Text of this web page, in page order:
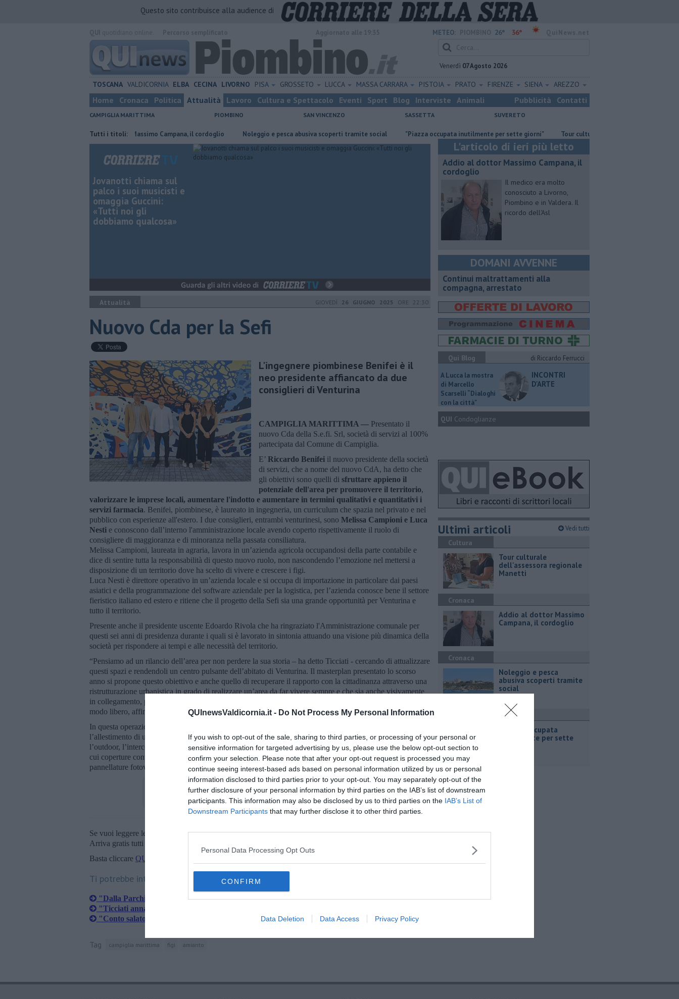
QUInewsValdicornia.it - Do Not Process My Personal Information
If you wish to opt-out of the sale, sharing to third parties, or processing of your personal or
sensitive information for targeted advertising by us, please use the below opt-out section to
confirm your selection. Please note that after your opt-out request is processed you may
continue seeing interest-based ads based on personal information utilized by us or personal
information disclosed to third parties prior to your opt-out. You may separately opt-out of the
further disclosure of your personal information by third parties on the IAB’s list of downstream
participants. This information may also be disclosed by us to third parties on the IAB’s List of
Downstream Participants that may further disclose it to other third parties.
Personal Data Processing Opt Outs
CONFIRM
Data Deletion Data Access Privacy Policy
Questo sito contribuisce alla audience di
METEO: 26° 36°
Venerdì 07 Agosto 2026
TOSCANA VALDICORNIA ELBA CECINA LIVORNO PISA GROSSETO LUCCA MASSA CARRARA PISTOIA PRATO FIRENZE SIENA AREZZO
Home Cronaca Politica Attualità Lavoro Cultura e Spettacolo Eventi Sport Blog Interviste Animali Pubblicità Contatti
CAMPIGLIA MARITTIMA PIOMBINO SAN VINCENZO SASSETTA SUVERETO
Tutti i titoli:
Addio al dottor Massimo Campana, il cordoglio Noleggio e pesca abusiva scoperti tramite social "Piazza occupata inutilmente per sette giorni" Tour culturale dell'assessora regionale Manetti
Jovanotti chiama sul
palco i suoi musicisti e
omaggia Guccini:
«Tutti noi gli
dobbiamo qualcosa»
Attualità GIOVEDÌ 26 GIUGNO 2025 ORE 22:30
Nuovo Cda per la Sefi
L'ingegnere piombinese Benifei è il
neo presidente affiancato da due
consiglieri di Venturina
CAMPIGLIA MARITTIMA — Presentato il
nuovo Cda della S.e.fi. Srl, società di servizi al 100%
partecipata dal Comune di Campiglia.
E’ Riccardo Benifei il nuovo presidente della società
di servizi, che a nome del nuovo CdA, ha detto che
gli obiettivi sono quelli di sfruttare appieno il
potenziale dell'area per promuovere il territorio,
valorizzare le imprese locali, aumentare l'indotto e aumentare in termini qualitativi e quantitativi i
servizi farmacia. Benifei, piombinese, è laureato in ingegneria, un curriculum che spazia nel privato e nel
pubblico con esperienze all'estero. I due consiglieri, entrambi venturinesi, sono Melissa Campioni e Luca
Nesti e conoscono dall’interno l'amministrazione locale avendo coperto rispettivamente il ruolo di
consigliere di maggioranza e di minoranza nella passata consiliatura.
Melissa Campioni, laureata in agraria, lavora in un’azienda agricola occupandosi della parte contabile e
dice di sentire tutta la responsabilità di questo nuovo ruolo, non nascondendo l’emozione nel mettersi a
disposizione di un territorio dove ha scelto di vivere e crescere i figi.
Luca Nesti è direttore operativo in un’azienda locale e si occupa di importazione in particolare dai paesi
asiatici e della programmazione del software aziendale per la logistica, per l’azienda conosce bene il settore
fieristico italiano ed estero e ritiene che il progetto della Sefi sia una grande opportunità per Venturina e
tutto il territorio.
Presente anche il presidente uscente Edoardo Rivola che ha ringraziato l'Amministrazione comunale per
questi sei anni di presidenza durante i quali si è lavorato in sintonia attuando una visione più dinamica della
società per rispondere ai tempi e alle necessità del territorio.
“Pensiamo ad un rilancio dell’area per non perdere la sua storia – ha detto Ticciati - cercando di attualizzare
questi spazi e rendendoli un centro pulsante dell’abitato di Venturina. Il masterplan presentato lo scorso
anno si propone questo obiettivo e anche quello di recuperare il rapporto con la cittadinanza attraverso una
ristrutturazione urbanistica in grado di realizzare un’area da far vivere sempre e che sia anche visivamente
in collegamento, provando a restituire lungo l'arco dell'anno degli spazi da vivere, aperti alla cittadinanza in
modo libero, affinché i cittadini ne possano fruire attivamente”.
In questa operazione di ripensamento e nuova visione, alcuni passi sono già compiuti: il cinema teatro,
l’allestimento di un capannone come polo di atletica indoor, le nuove esperienze fieristiche e sportive per
l’outdoor, l’intercettazione di finanziamenti per la transizione ecologica ed energetica di due capannoni le
cui coperture contenenti amianto saranno sostituite con coperture rispettore dell’ambiente e dotate di
pannellature fotovoltaiche in modo da tendere all’autosufficienza energetica.
Se vuoi leggere le notizie principali della Toscana iscriviti allaNewsletter QUInews - ToscanaMedia.
Arriva gratis tutti i giorni alle 20:00 direttamente nella tua casella di posta.
Basta cliccare QUI
Ti potrebbe interessare anche:
"Dalla Parchi all'ospedale, Campiglia isolata"
"Ticciati annaspa e inciampa in vecchie ideologie"
"Conto salato per il Tuscany Trail"
Tag campiglia marittima figi amianto
L'articolo di ieri più letto
Addio al dottor Massimo Campana, il
cordoglio
Il medico era molto
conosciuto a Livorno,
Piombino e in Valdera. Il
ricordo dell'Asl
DOMANI AVVENNE
Continui maltrattamenti alla
compagna, arrestato
Qui Blog
di Riccardo Ferrucci
A Lucca la mostra
di Marcello
Scarselli “Dialoghi
con la città"
INCONTRI
D'ARTE
QUI Condoglianze
Ultimi articoli Vedi tutti
Cultura
Tour culturale
dell'assessora regionale
Manetti
Cronaca
Addio al dottor Massimo
Campana, il cordoglio
Cronaca
Noleggio e pesca
abusiva scoperti tramite
social
"Piazza occupata
inutilmente per sette